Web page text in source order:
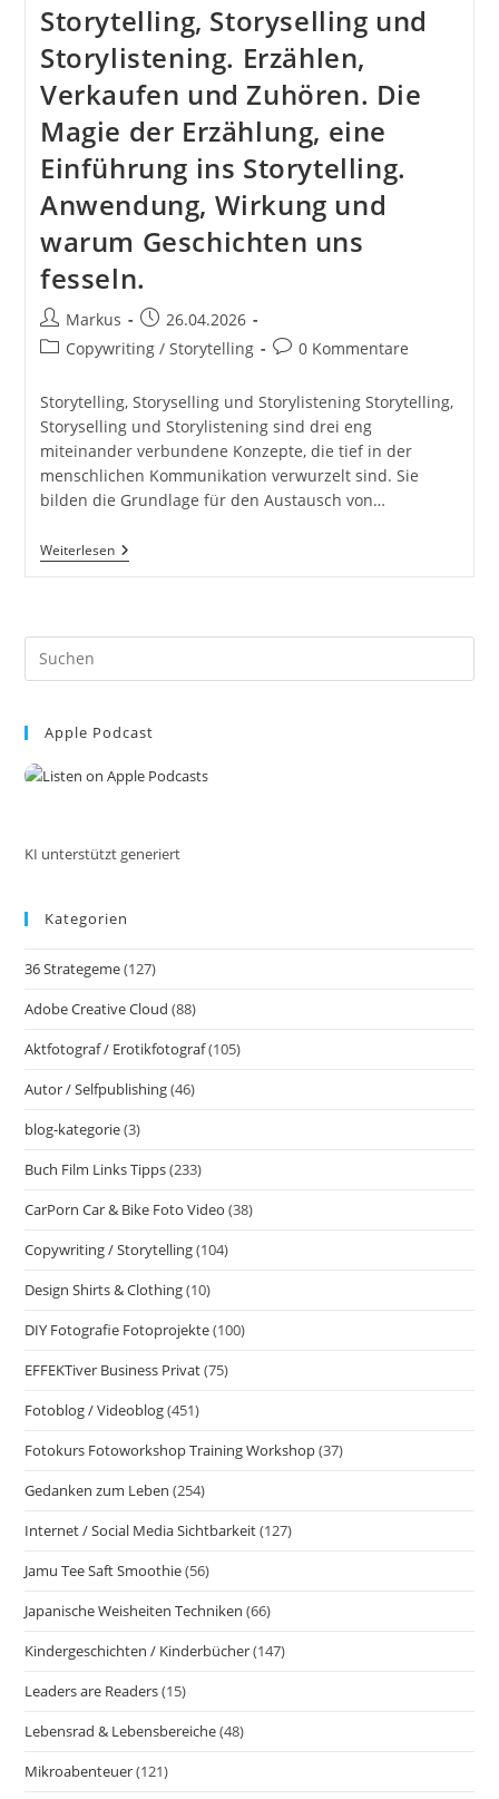
Storytelling, Storyselling und
Storylistening. Erzählen,
Verkaufen und Zuhören. Die
Magie der Erzählung, eine
Einführung ins Storytelling.
Anwendung, Wirkung und
warum Geschichten uns
fesseln.
Beitrags-
Autor:
Markus
Beitrag
veröffentlicht:
26.04.2026
Beitrags-
Copywriting / Storytelling
Beitrags-
0 Kommentare
Storytelling, Storyselling und Storylistening Storytelling,
Storyselling und Storylistening sind drei eng
miteinander verbundene Konzepte, die tief in der
menschlichen Kommunikation verwurzelt sind. Sie
bilden die Grundlage für den Austausch von…
WeiterlesenStorytelling,
Storyselling
Verkaufen
Zuhören.
Der
Einführung
Wirkung
Uns
Apple Podcast
KI unterstützt generiert
Kategorien
36 Strategeme(127)
Adobe Creative Cloud (88)
Aktfotograf / Erotikfotograf(105)
Autor / Selfpublishing(46)
blog-kategorie(3)
Buch Film Links Tipps(233)
CarPorn Car & Bike Foto Video (38)
Copywriting / Storytelling(104)
Design Shirts & Clothing(10)
DIY Fotografie Fotoprojekte(100)
EFFEKTiver Business Privat(75)
Fotoblog / Videoblog(451)
Fotokurs Fotoworkshop Training Workshop(37)
Gedanken zum Leben (254)
Internet / Social Media Sichtbarkeit(127)
Jamu Tee Saft Smoothie(56)
Japanische Weisheiten Techniken (66)
Kindergeschichten / Kinderbücher(147)
Leaders are Readers(15)
Lebensrad & Lebensbereiche(48)
Mikroabenteuer(121)